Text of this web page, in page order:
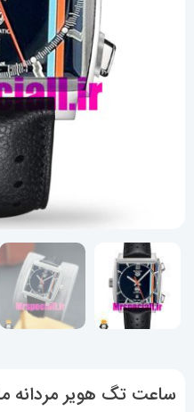
ساعت تگ هویر مردانه